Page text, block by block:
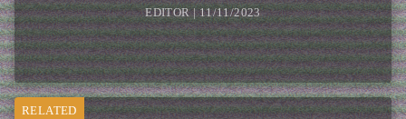
EDITOR | 11/11/2023
RELATED